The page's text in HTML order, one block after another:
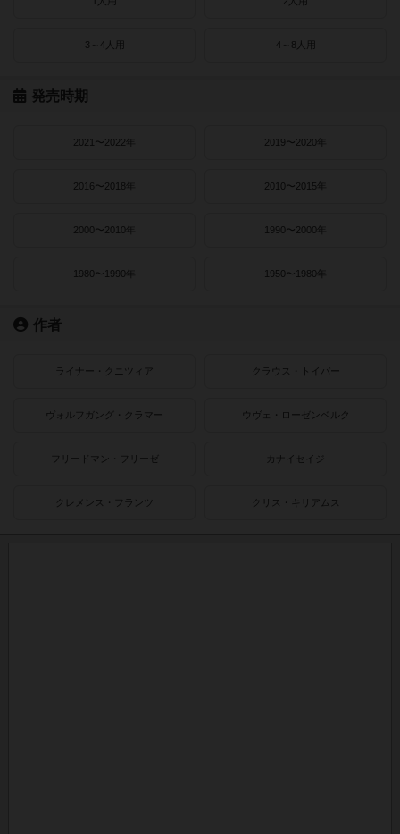
3～4人用 4～8人用
発売時期
2021〜2022年 2019〜2020年
2016〜2018年 2010〜2015年
2000〜2010年 1990〜2000年
1980〜1990年 1950〜1980年
作者
ライナー・クニツィア クラウス・トイバー
ヴォルフガング・クラマー ウヴェ・ローゼンベルク
フリードマン・フリーゼ カナイセイジ
クレメンス・フランツ クリス・キリアムス